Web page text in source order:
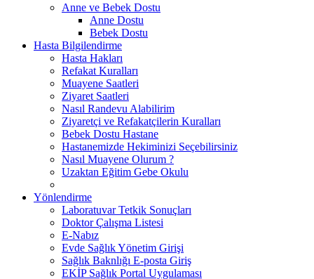
Anne ve Bebek Dostu
Anne Dostu
Bebek Dostu
Hasta Bilgilendirme
Hasta Hakları
Refakat Kuralları
Muayene Saatleri
Ziyaret Saatleri
Nasıl Randevu Alabilirim
Ziyaretçi ve Refakatçilerin Kuralları
Bebek Dostu Hastane
Hastanemizde Hekiminizi Seçebilirsiniz
Nasıl Muayene Olurum ?
Uzaktan Eğitim Gebe Okulu
Yönlendirme
Laboratuvar Tetkik Sonuçları
Doktor Çalışma Listesi
E-Nabız
Evde Sağlık Yönetim Girişi
Sağlık Baknlığı E-posta Giriş
EKİP Sağlık Portal Uygulaması